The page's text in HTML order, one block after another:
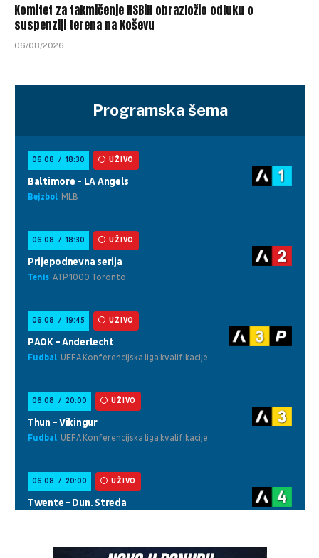
Komitet za takmičenje NSBiH obrazložio odluku o
suspenziji terena na Koševu
06/08/2026
Programska šema